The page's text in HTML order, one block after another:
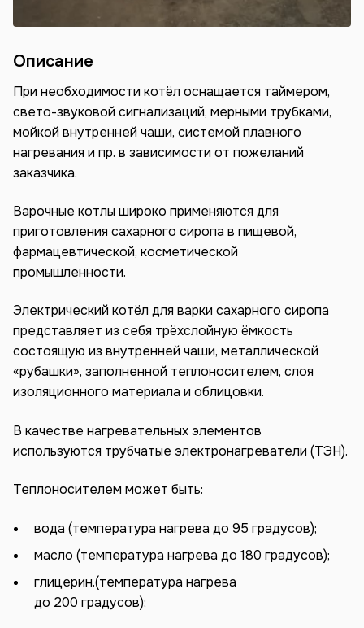
Описание
При необходимости котёл оснащается таймером,
свето-звуковой сигнализаций, мерными трубками,
мойкой внутренней чаши, системой плавного
нагревания и пр. в зависимости от пожеланий
заказчика.
Варочные котлы широко применяются для
приготовления сахарного сиропа в пищевой,
фармацевтической, косметической
промышленности.
Электрический котёл для варки сахарного сиропа
представляет из себя трёхслойную ёмкость
состоящую из внутренней чаши, металлической
«рубашки», заполненной теплоносителем, слоя
изоляционного материала и облицовки.
В качестве нагревательных элементов
используются трубчатые электронагреватели (ТЭН).
Теплоносителем может быть:
вода (температура нагрева до 95 градусов);
масло (температура нагрева до 180 градусов);
глицерин.(температура нагрева
до 200 градусов);